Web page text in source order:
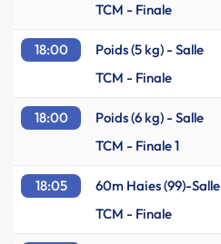
TCM - Finale
18:00 Poids (5 kg) - Salle
TCM - Finale
18:00 Poids (6 kg) - Salle
TCM - Finale 1
18:05 60m Haies (99)-Salle
TCM - Finale